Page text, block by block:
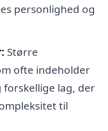
personlighed og
Større
ofte indeholder
lag, der
til